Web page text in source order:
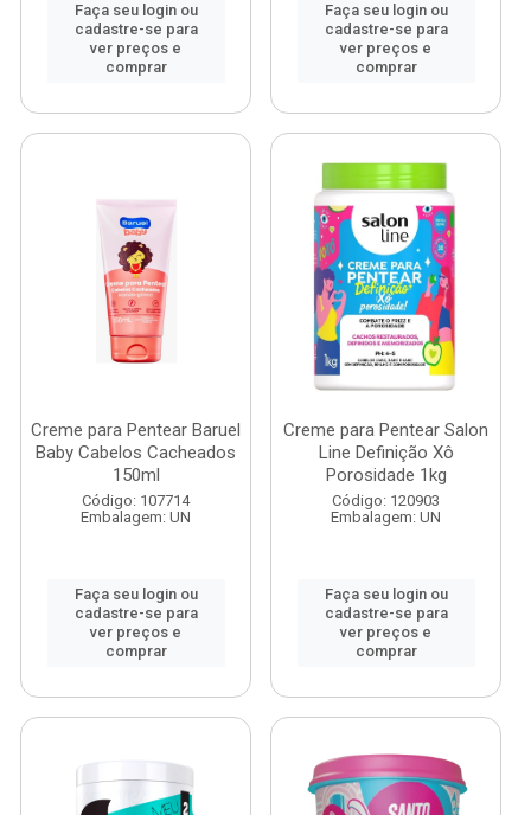
Faça seu login ou
cadastre-se para
ver preços e
comprar
Faça seu login ou
cadastre-se para
ver preços e
comprar
Creme para Pentear Baruel
Baby Cabelos Cacheados
150ml
Código: 107714
Embalagem: UN
Faça seu login ou
cadastre-se para
ver preços e
comprar
Creme para Pentear Salon
Line Definição Xô
Porosidade 1kg
Código: 120903
Embalagem: UN
Faça seu login ou
cadastre-se para
ver preços e
comprar